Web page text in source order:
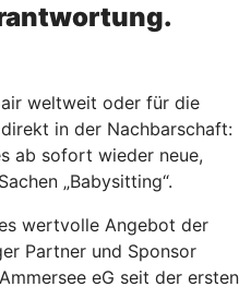
weltweit oder für die
in der Nachbarschaft:
ab sofort wieder neue,
„Babysitting“.
wertvolle Angebot der
Partner und Sponsor
eG seit der ersten